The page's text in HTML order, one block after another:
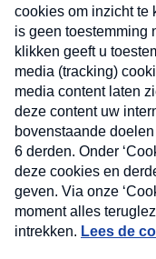
E-meel?
Heel
E-
Algemene
Privacyverklaring
Cookieverklaring
Kwetsbaarheid
Registreren
Volg
Volg
ons
op
Volg
ons
op